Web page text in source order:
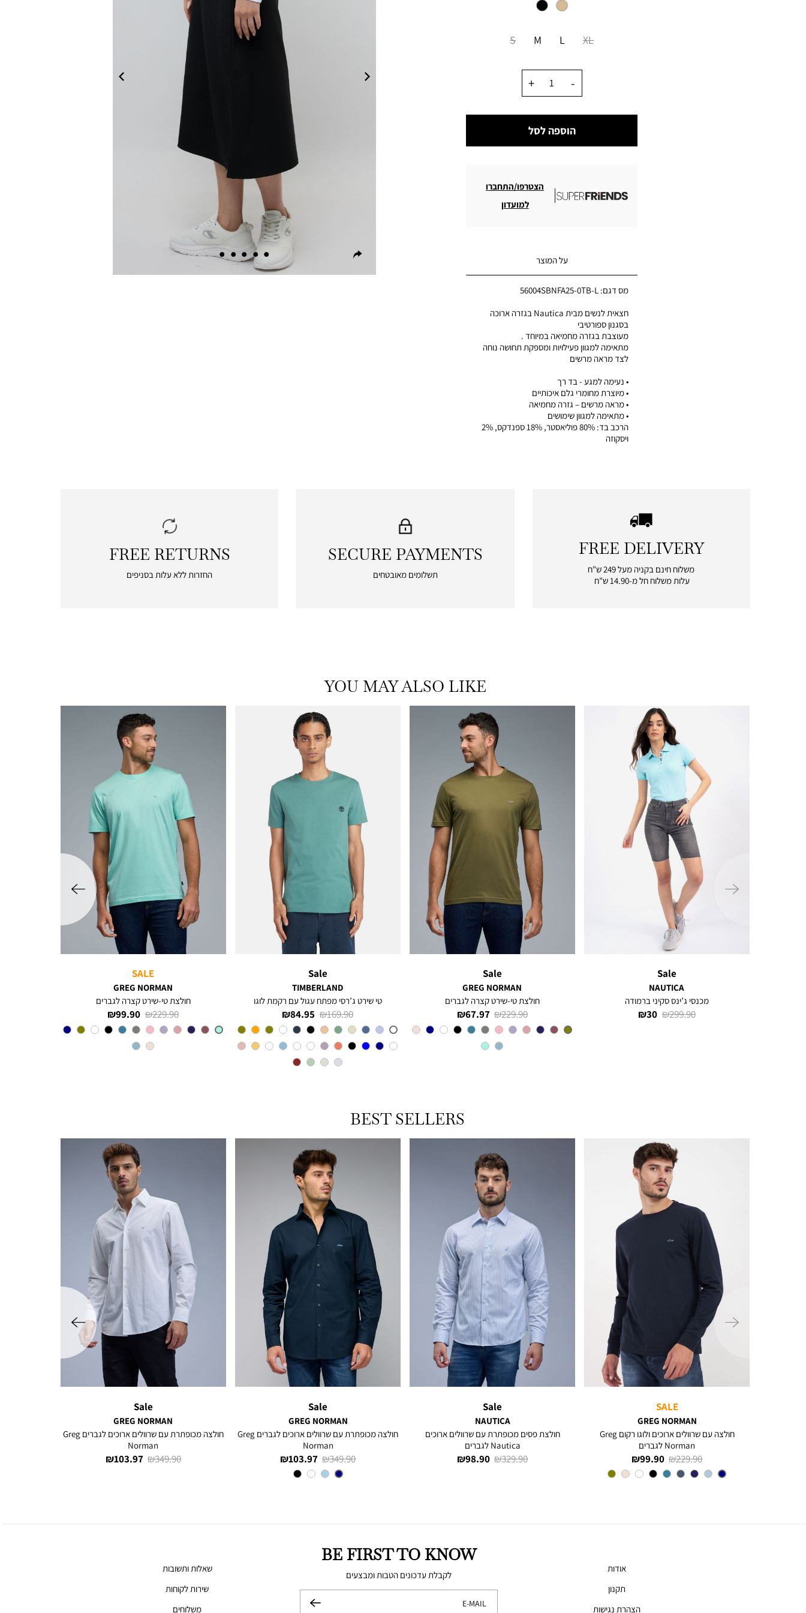
S M L XL
הוספה לסל
הצטרפו/התחברו
למועדון
על המוצר
מס דגם: 56004SBNFA25-0TB-L
חצאית לנשים מבית Nautica בגזרה ארוכה
בסגנון ספורטיבי
מעוצבת בגזרה מחמיאה במיוחד .
מתאימה למגוון פעילויות ומספקת תחושה נוחה
לצד מראה מרשים
• נעימה למגע - בד רך
• מיוצרת מחומרי גלם איכותיים
• מראה מרשים – גזרה מחמיאה
• מתאימה למגוון שימושים
הרכב בד: 80% פוליאסטר, 18% ספנדקס, 2%
ויסקוזה
|
free
delivery
|
FREE DELIVERY
משלוח חינם בקניה מעל 249 ש"ח
עלות משלוח חל מ-14.90 ש"ח
|
payments
SECURE PAYMENTS
תשלומים מאובטחים
|
returns
FREE RETURNS
החזרות ללא עלות בסניפים
YOU MAY ALSO LIKE
ימינה
Sale
NAUTICA
מכנסי ג’ינס סקיני ברמודה
מחיר
30 ₪
מחיר
299.90 ₪
Sale
GREG NORMAN
חולצת טי-שירט קצרה לגברים
מחיר
מוצר
67.97 ₪
מחיר
רגיל
229.90 ₪
צבע
OLIVE
Sale
TIMBERLAND
טי שירט ג’רסי מפתח עגול עם רקמת לוגו
מחיר
מוצר
84.95 ₪
מחיר
רגיל
169.90 ₪
צבע
CL6
SALE
GREG NORMAN
חולצת טי-שירט קצרה לגברים
מחיר
מוצר
99.90 ₪
מחיר
רגיל
229.90 ₪
צבע
MINT
שמאלה
BEST SELLERS
ימינה
SALE
GREG NORMAN
חולצה עם שרוולים ארוכים ולוגו רקום Greg
Norman לגברים
מחיר
מוצר
99.90 ₪
מחיר
רגיל
229.90 ₪
צבע
NAVY
Sale
NAUTICA
חולצת פסים מכופתרת עם שרוולים ארוכים
Nautica לגברים
מחיר
98.90 ₪
מחיר
329.90 ₪
Sale
GREG NORMAN
חולצה מכופתרת עם שרוולים ארוכים לגברים Greg
Norman
מחיר
מוצר
103.97 ₪
מחיר
רגיל
349.90 ₪
צבע
NAVY
Sale
GREG NORMAN
חולצה מכופתרת עם שרוולים ארוכים לגברים Greg
Norman
מחיר
103.97 ₪
מחיר
349.90 ₪
שמאלה
BE FIRST TO KNOW
לקבלת עדכונים הטבות ומבצעים
E-MAIL
אודות
תקנון
הצהרת נגישות
שאלות ותשובות
שירות לקוחות
משלוחים